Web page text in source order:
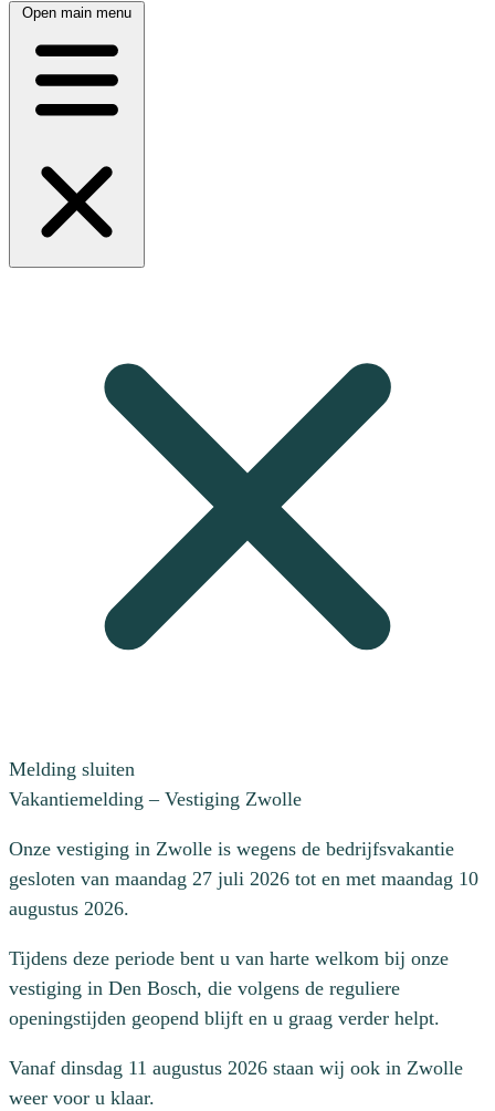
Open main menu
Melding sluiten
Vakantiemelding – Vestiging Zwolle
Onze vestiging in Zwolle is wegens de bedrijfsvakantie
gesloten van maandag 27 juli 2026 tot en met maandag 10
augustus 2026.
Tijdens deze periode bent u van harte welkom bij onze
vestiging in Den Bosch, die volgens de reguliere
openingstijden geopend blijft en u graag verder helpt.
Vanaf dinsdag 11 augustus 2026 staan wij ook in Zwolle
weer voor u klaar.